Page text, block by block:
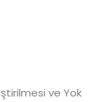
ve Yok